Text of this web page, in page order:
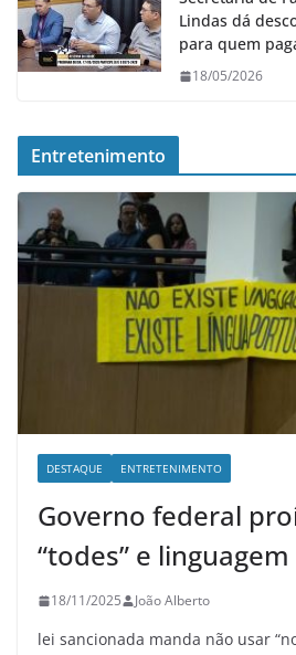
Lindas dá
para quem
18/05/2026
Entretenimento
DESTAQUE ENTRETENIMENTO
Governo federal
“todes” e
18/11/2025 João Alberto
lei sancionada manda não usar